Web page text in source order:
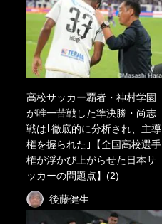
高校サッカー覇者・神村学園
が唯一苦戦した準決勝・尚志
戦は｢徹底的に分析され、主導
権を握られた｣【全国高校選手
権が浮かび上がらせた日本サ
ッカーの問題点】(2)
後藤健生